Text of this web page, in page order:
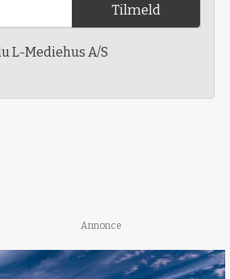
Tilmeld
L-Mediehus A/S
Annonce